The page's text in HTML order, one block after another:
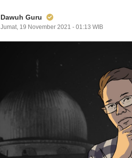
Dawuh Guru
Jumat, 19 November 2021 - 01:13 WIB